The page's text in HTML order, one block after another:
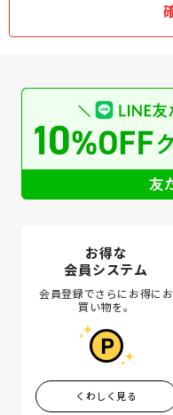
お得な
会員システム
会員登録でさらにお得にお
買い物を。
くわしく見る